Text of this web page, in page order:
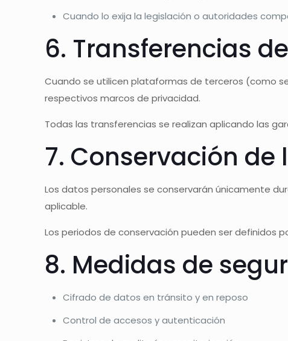
Cuando lo exija la legislación o autoridades
6. Transferencias
Cuando se utilicen plataformas de terceros (como
respectivos marcos de privacidad.
Todas las transferencias se realizan aplicando las
7. Conservación de
Los datos personales se conservarán únicamente
aplicable.
Los periodos de conservación pueden ser definidos
8. Medidas de
Cifrado de datos en tránsito y en reposo
Control de accesos y autenticación